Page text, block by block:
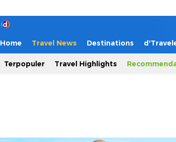
Home Travel News Destinations
Terpopuler Travel Highlights